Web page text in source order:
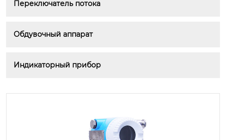
Переключатель потока
Обдувочный аппарат
Индикаторный прибор